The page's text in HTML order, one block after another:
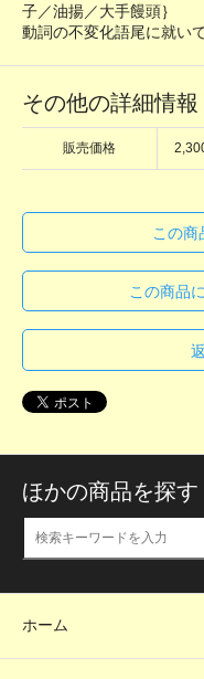
子／油揚／大手饅頭｝
動詞の不変化語尾に就い
その他の詳細情報
販売価格
この商
この商品
ほかの商品を探す
ホーム